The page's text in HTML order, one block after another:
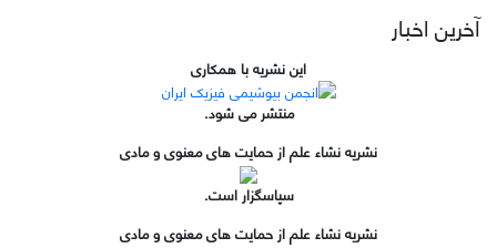
آخرین اخبار
این نشریه با همکاری
منتشر می شود.
نشریه نشاء علم از حمایت های معنوی و مادی
سپاسگزار است.
نشریه نشاء علم از حمایت های معنوی و مادی